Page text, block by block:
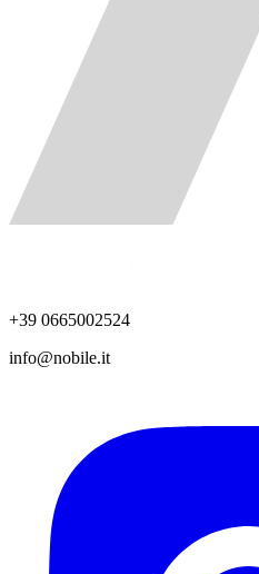
+39 0665002524
info@nobile.it